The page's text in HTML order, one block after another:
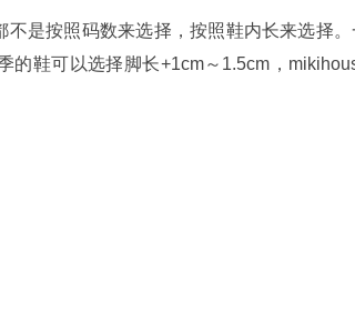
是按照码数来选择，按照鞋内长来选择。
的鞋可以选择脚长+1cm～1.5cm，